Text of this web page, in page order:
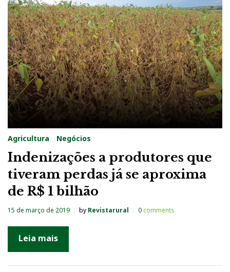
Agricultura Negócios
Indenizações a produtores que
tiveram perdas já se aproxima
de R$ 1 bilhão
15 de março de 2019 by Revistarural 0comments
Leia mais